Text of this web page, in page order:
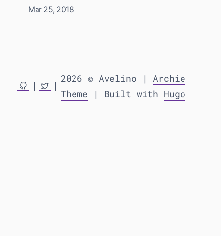
Mar 25, 2018
2026 © Avelino | Archie
Theme | Built with Hugo